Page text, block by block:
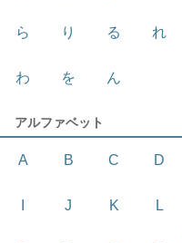
ら り る れ
わ を ん
アルファベット
A B C D
J K L